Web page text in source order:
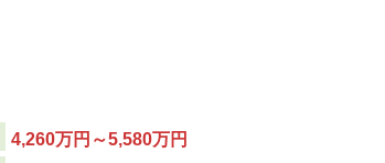
4,260万円～5,580万円